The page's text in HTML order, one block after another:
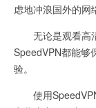
虑地冲浪国外的网
无论是观看高清
SpeedVPN都能够
验。
使用SpeedVPN